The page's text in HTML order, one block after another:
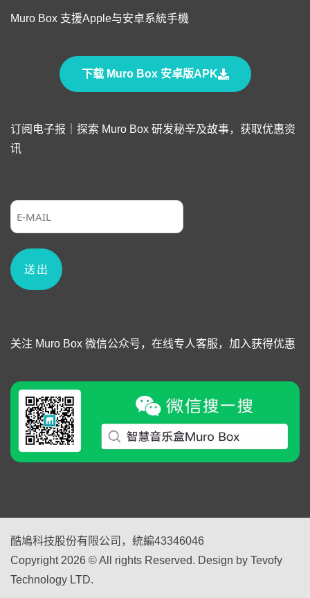
Muro Box 支援Apple与安卓系統手機
下载 Muro Box 安卓版APK
订阅电子报｜探索 Muro Box 研发秘辛及故事，获取优惠资
讯
关注 Muro Box 微信公众号，在线专人客服，加入获得优惠
酷鳩科技股份有限公司，統編43346046
Copyright 2026 © All rights Reserved. Design by Tevofy
Technology LTD.